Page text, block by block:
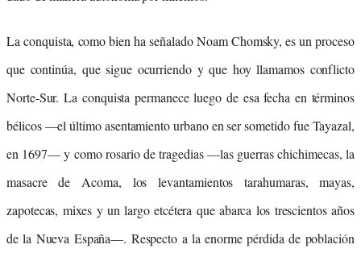
La conquista, como bien ha señalado Noam Chomsky, es un proceso
que continúa, que sigue ocurriendo y que hoy llamamos conflicto
Norte-Sur. La conquista permanece luego de esa fecha en términos
bélicos —el último asentamiento urbano en ser sometido fue Tayazal,
en 1697— y como rosario de tragedias —las guerras chichimecas, la
masacre de Acoma, los levantamientos tarahumaras, mayas,
zapotecas, mixes y un largo etcétera que abarca los trescientos años
de la Nueva España—. Respecto a la enorme pérdida de población